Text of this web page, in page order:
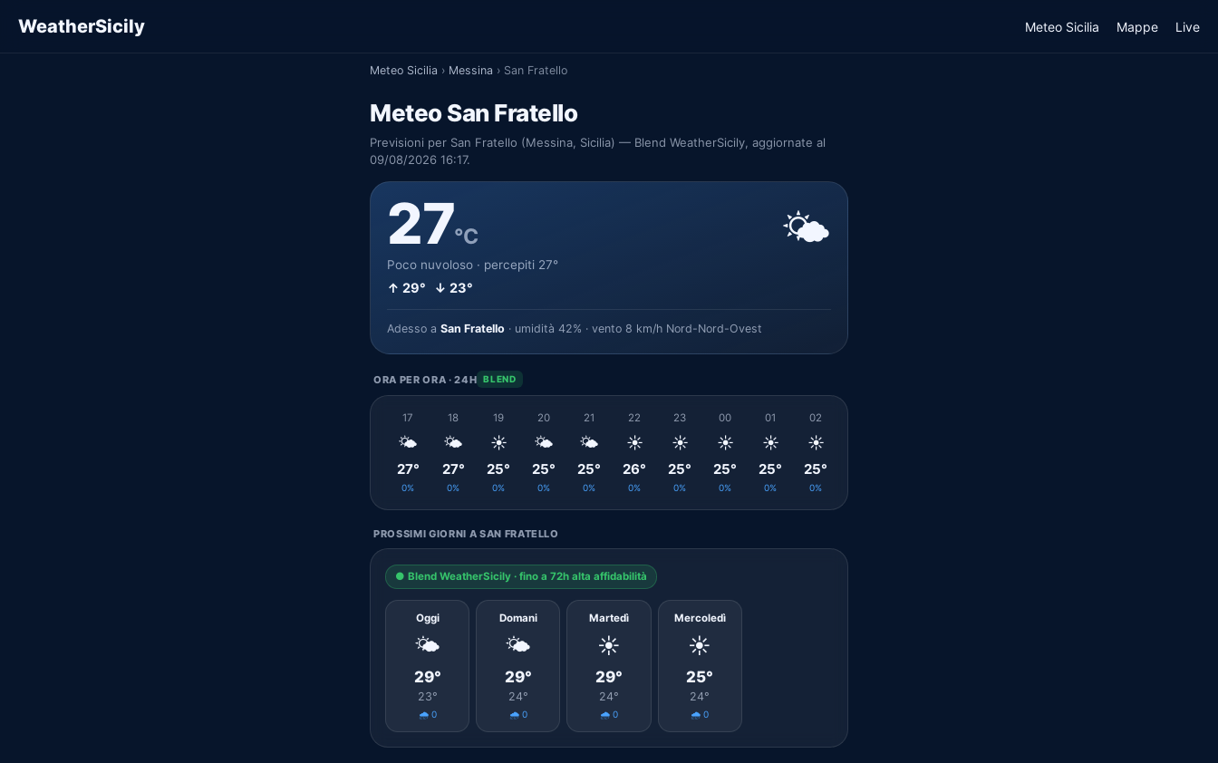
WeatherSicily Meteo Sicilia Mappe Live
Meteo Sicilia › Messina › San Fratello
Meteo San Fratello
Previsioni per San Fratello (Messina, Sicilia) — Blend WeatherSicily, aggiornate al
09/08/2026 16:17.
27°C
Poco nuvoloso · percepiti 27°
↑ 29° ↓ 23°
🌤️
Adesso a San Fratello · umidità 42% · vento 8 km/h Nord-Nord-Ovest
ORA PER ORA · 24H BLEND
17
🌤️
27°
0%
18
🌤️
27°
0%
19
☀️
25°
0%
20
🌤️
25°
0%
21
🌤️
25°
0%
22
☀️
26°
0%
23
☀️
25°
0%
00
☀️
25°
0%
01
☀️
25°
0%
02
☀️
25°
0%
PROSSIMI GIORNI A SAN FRATELLO
● Blend WeatherSicily · fino a 72h alta affidabilità
Oggi
🌤️
29°
23°
🌧️ 0
Domani
🌤️
29°
24°
🌧️ 0
Martedì
☀️
29°
24°
🌧️ 0
Mercoledì
☀️
25°
24°
🌧️ 0